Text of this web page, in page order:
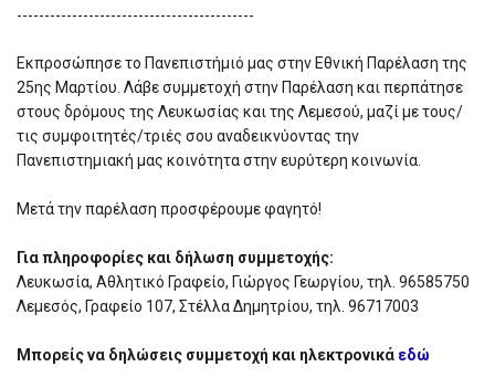
-------------------------------------------
Εκπροσώπησε το Πανεπιστήμιό μας στην Εθνική Παρέλαση της
25ης Μαρτίου. Λάβε συμμετοχή στην Παρέλαση και περπάτησε
στους δρόμους της Λευκωσίας και της Λεμεσού, μαζί με τους/
τις συμφοιτητές/τριές σου αναδεικνύοντας την
Πανεπιστημιακή μας κοινότητα στην ευρύτερη κοινωνία.
Μετά την παρέλαση προσφέρουμε φαγητό!
Για πληροφορίες και δήλωση συμμετοχής:
Λευκωσία, Αθλητικό Γραφείο, Γιώργος Γεωργίου, τηλ. 96585750
Λεμεσός, Γραφείο 107, Στέλλα Δημητρίου, τηλ. 96717003
Μπορείς να δηλώσεις συμμετοχή και ηλεκτρονικά εδώ